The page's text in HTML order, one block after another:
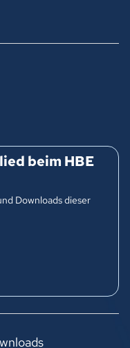
beim HBE
Downloads dieser